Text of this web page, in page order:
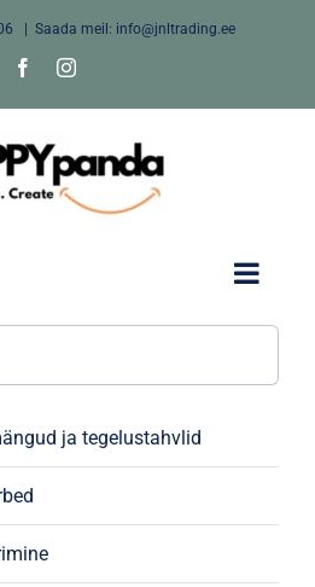
Saada meil: info@jnltrading.ee
FacebookInstagram
ja tegelustahvlid